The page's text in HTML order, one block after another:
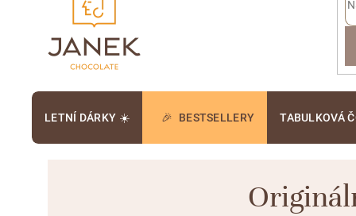
LETNÍ DÁRKY ☀️ BESTSELLERY TABULKOVÁ